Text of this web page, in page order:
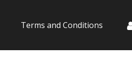
Terms and Conditions